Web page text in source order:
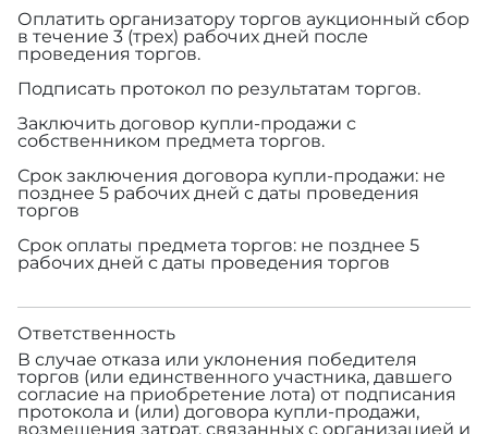
Оплатить организатору торгов аукционный сбор
в течение 3 (трех) рабочих дней после
проведения торгов.
Подписать протокол по результатам торгов.
Заключить договор купли-продажи с
собственником предмета торгов.
Срок заключения договора купли-продажи: не
позднее 5 рабочих дней с даты проведения
торгов
Срок оплаты предмета торгов: не позднее 5
рабочих дней с даты проведения торгов
Ответственность
В случае отказа или уклонения победителя
торгов (или единственного участника, давшего
согласие на приобретение лота) от подписания
протокола и (или) договора купли-продажи,
возмещения затрат, связанных с организацией и